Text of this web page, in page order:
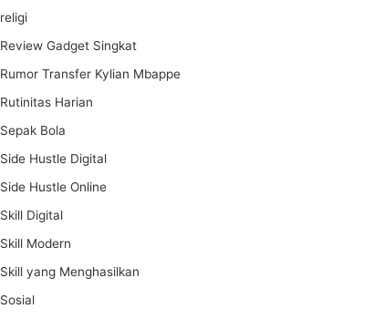
religi
Review Gadget Singkat
Rumor Transfer Kylian Mbappe
Rutinitas Harian
Sepak Bola
Side Hustle Digital
Side Hustle Online
Skill Digital
Skill Modern
Skill yang Menghasilkan
Sosial